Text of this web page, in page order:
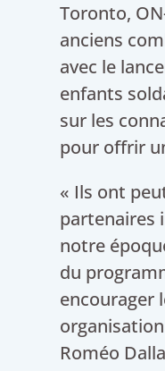
Toronto,
anciens
avec le
enfants
sur les
pour offrir
« Ils ont
partenaires
notre
du
encourager
Roméo